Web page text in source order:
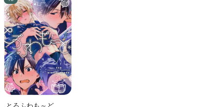
とろふわも～ど